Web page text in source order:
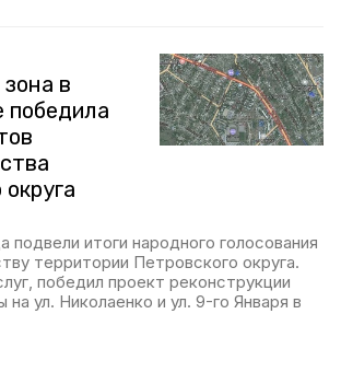
в
победила
подвели итоги народного голосования
территории Петровского округа.
победил проект реконструкции
ул. Николаенко и ул. 9-го Января в